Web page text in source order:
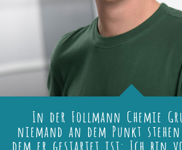
In der Follmann Chemie
niemand an dem Punkt
dem er gestartet ist: Ich bin